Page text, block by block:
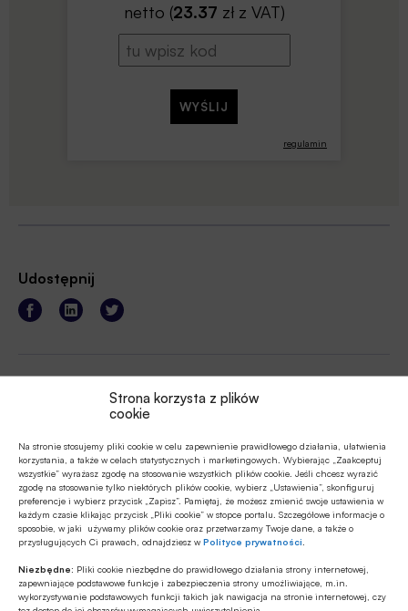
Strona korzysta z plików
cookie
Na stronie stosujemy pliki cookie w celu zapewnienie prawidłowego działania, ułatwienia
korzystania, a także w celach statystycznych i marketingowych. Wybierając „Zaakceptuj
wszystkie” wyrażasz zgodę na stosowanie wszystkich plików cookie. Jeśli chcesz wyrazić
zgodę na stosowanie tylko niektórych plików cookie, wybierz „Ustawienia”, skonfiguruj
preferencje i wybierz przycisk „Zapisz”. Pamiętaj, że możesz zmienić swoje ustawienia w
każdym czasie klikając przycisk „Pliki cookie” w stopce portalu. Szczegółowe informacje o
sposobie, w jaki używamy plików cookie oraz przetwarzamy Twoje dane, a także o
przysługujących Ci prawach, odnajdziesz wPolityce prywatności
Niezbędne: Pliki cookie niezbędne do prawidłowego działania strony internetowej,
zapewniające podstawowe funkcje i zabezpieczenia strony umożliwiające, m.in.
wykorzystywanie podstawowych funkcji takich jak nawigacja na stronie internetowej, czy
regulamin
netto (23.37 zł z VAT)
Udostępnij
Autor